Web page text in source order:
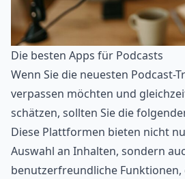
Die besten Apps für Podcasts
Wenn Sie die neuesten Podcast-
verpassen möchten und
schätzen, sollten Sie die
Diese Plattformen bieten nicht
Auswahl an Inhalten, sondern
benutzerfreundliche Funktionen,